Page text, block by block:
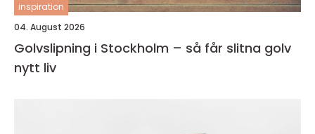
inspiration
04. August 2026
Golvslipning i Stockholm – så får slitna golv
nytt liv